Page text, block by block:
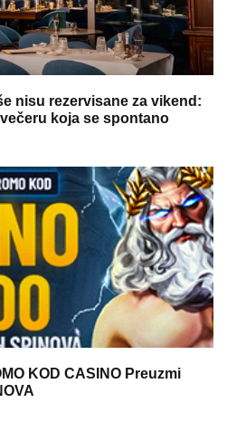
nisu rezervisane za vikend:
koja se spontano
KOD CASINO Preuzmi